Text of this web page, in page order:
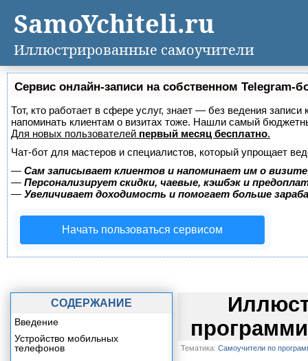
Сервис онлайн-записи на собственном Telegram-
Тот, кто работает в сфере услуг, знает — без ведения
напоминать клиентам о визитах тоже. Нашли самый
Для новых пользователей первый месяц бесплатно.
Чат-бот для мастеров и специалистов, который упрощает
— Сам записывает клиентов и напоминает им о
— Персонализирует скидки, чаевые, кэшбэк и
— Увеличивает доходимость и помогает больше
Начать пользоваться сервисом
Тематика: Самоучители по
СОДЕРЖАНИЕ
Введение
Устройство мобильных
телефонов
SamoYchiteli.ru
Иллюстрированные самоучители